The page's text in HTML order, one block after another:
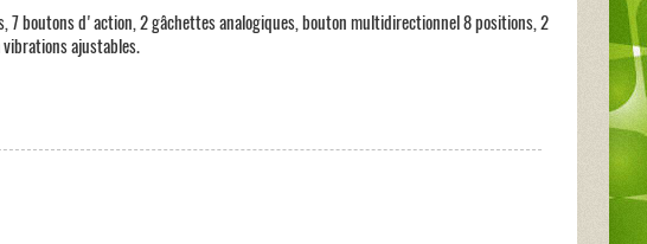
boutons d'action, 2 gâchettes analogiques, bouton multidirectionnel 8 positions, 2
ajustables.